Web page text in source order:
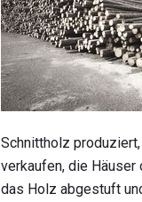
Schnittholz
verkaufen, die Häuser
das Holz abgestuft